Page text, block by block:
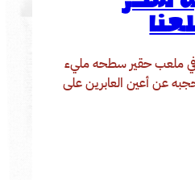
في ملعب حقير سطحه مليء
عن أعين العابرين على